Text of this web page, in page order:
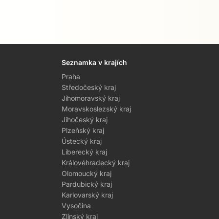
Seznamka v krajích
Praha
Středočeský kraj
Jihomoravský kraj
Moravskoslezský kraj
Jihočeský kraj
Plzeňský kraj
Ústecký kraj
Liberecký kraj
Královéhradecký kraj
Olomoucký kraj
Pardubický kraj
Karlovarský kraj
Vysočina
Zlínský kraj